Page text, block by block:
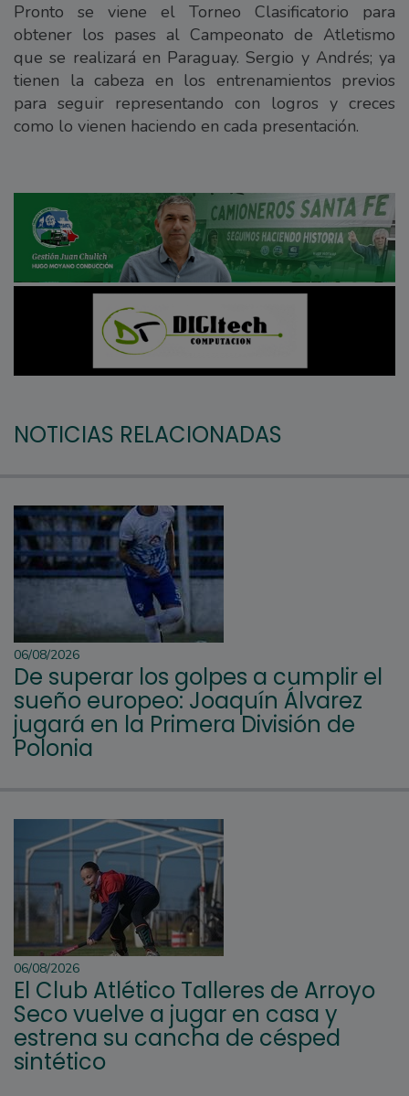
Pronto se viene el Torneo Clasificatorio para
obtener los pases al Campeonato de Atletismo
que se realizará en Paraguay. Sergio y Andrés; ya
tienen la cabeza en los entrenamientos previos
para seguir representando con logros y creces
como lo vienen haciendo en cada presentación.
NOTICIAS RELACIONADAS
06/08/2026
De superar los golpes a cumplir el
sueño europeo: Joaquín Álvarez
jugará en la Primera División de
Polonia
06/08/2026
El Club Atlético Talleres de Arroyo
Seco vuelve a jugar en casa y
estrena su cancha de césped
sintético